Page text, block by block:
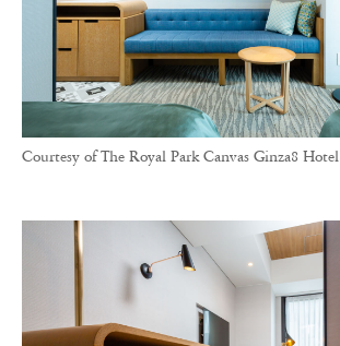
Courtesy of The Royal Park Canvas Ginza8 Hotel